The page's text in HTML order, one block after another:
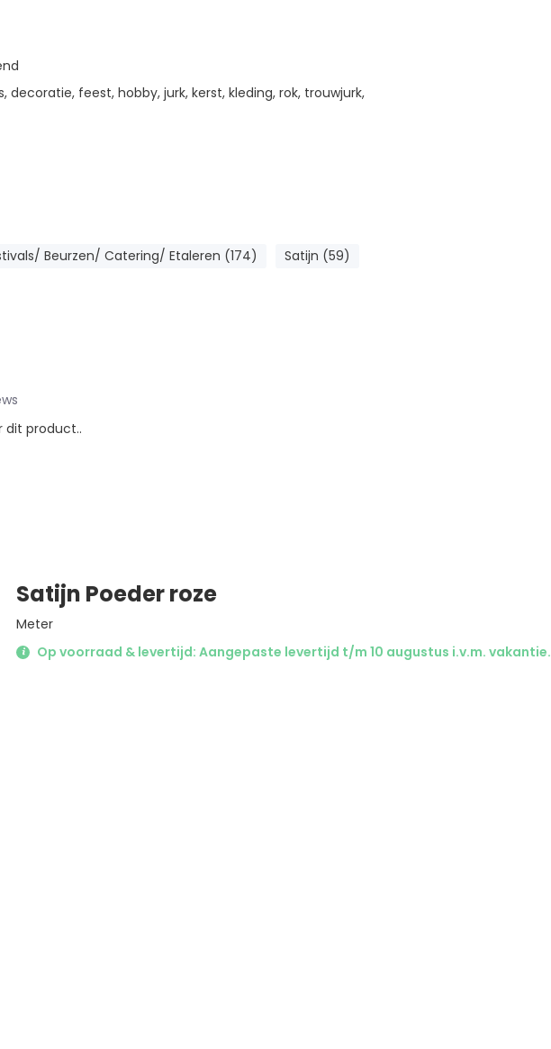
decoratie, feest, hobby, jurk, kerst, kleding, rok, trouwjurk,
Beurzen/ Catering/ Etaleren (174)
Satijn (59)
dit product..
Satijn Poeder roze
Meter
Op voorraad & levertijd: Aangepaste levertijd t/m 10 augustus i.v.m. vakantie.